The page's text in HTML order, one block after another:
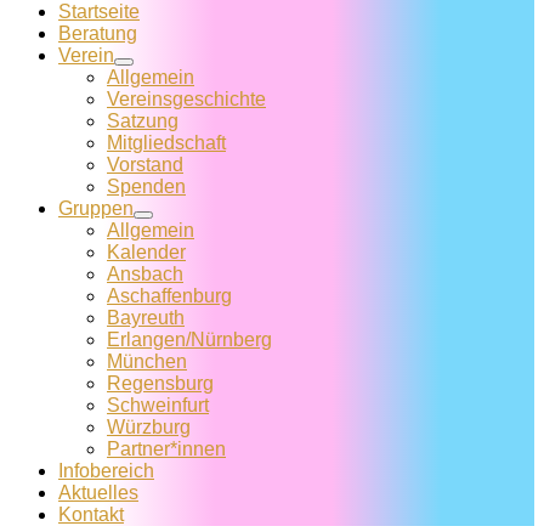
Startseite
Beratung
Verein
Allgemein
Vereins­geschichte
Satzung
Mitglied­schaft
Vorstand
Spenden
Gruppen
Allgemein
Kalender
Ansbach
Aschaffenburg
Bayreuth
Erlangen/Nürnberg
München
Regensburg
Schweinfurt
Würzburg
Partner*innen
Infobereich
Aktuelles
Kontakt